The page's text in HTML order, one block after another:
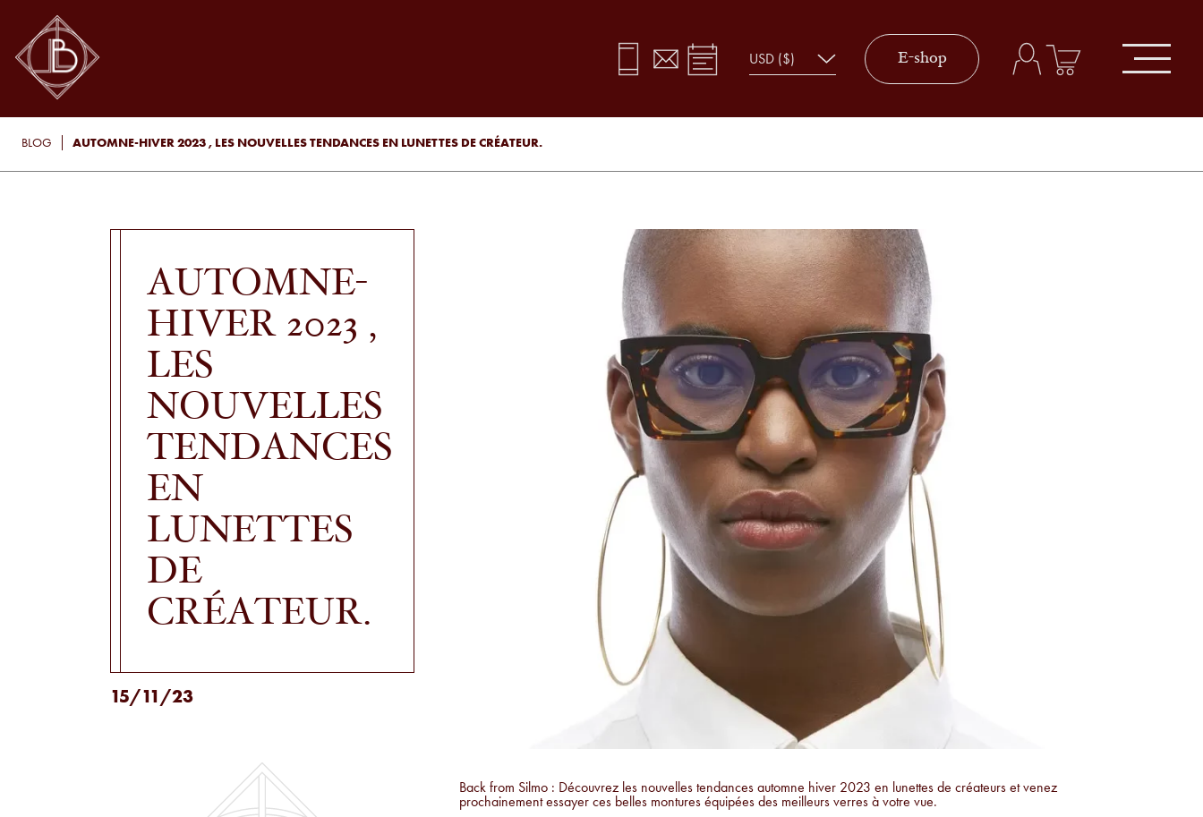
E-shop
BLOG AUTOMNE-HIVER 2023 , LES NOUVELLES TENDANCES EN LUNETTES DE CRÉATEUR.
AUTOMNE-
HIVER 2023 ,
LES
NOUVELLES
TENDANCES
EN
LUNETTES
DE
CRÉATEUR.
15/11/23
Back from Silmo : Découvrez les nouvelles tendances automne hiver 2023 en lunettes de créateurs et venez
prochainement essayer ces belles montures équipées des meilleurs verres à votre vue.